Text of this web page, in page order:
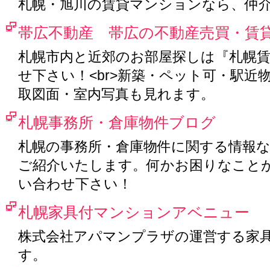
札幌・旭川の賃貸マンションなら、仲
帯広不動産 帯広の不動産売買・賃
札幌市内と近郊のお部屋探しは『札幌
せ下さい！<br>新築・ペット可・駅近
取図面・室内写真も見れます。
札幌事務所・倉庫物件ブログ
札幌の事務所・倉庫物件に関する情報
ご紹介いたします。何かお困りなこと
い合わせ下さい！
札幌家具付マンションアベニュー
株式会社アパマンプラザの運営する家
す。